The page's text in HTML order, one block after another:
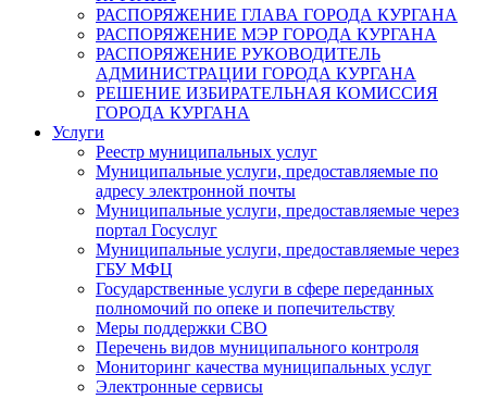
РАСПОРЯЖЕНИЕ ГЛАВА ГОРОДА КУРГАНА
РАСПОРЯЖЕНИЕ МЭР ГОРОДА КУРГАНА
РАСПОРЯЖЕНИЕ РУКОВОДИТЕЛЬ
АДМИНИСТРАЦИИ ГОРОДА КУРГАНА
РЕШЕНИЕ ИЗБИРАТЕЛЬНАЯ КОМИССИЯ
ГОРОДА КУРГАНА
Услуги
Реестр муниципальных услуг
Муниципальные услуги, предоставляемые по
адресу электронной почты
Муниципальные услуги, предоставляемые через
портал Госуслуг
Муниципальные услуги, предоставляемые через
ГБУ МФЦ
Государственные услуги в сфере переданных
полномочий по опеке и попечительству
Меры поддержки СВО
Перечень видов муниципального контроля
Мониторинг качества муниципальных услуг
Электронные сервисы